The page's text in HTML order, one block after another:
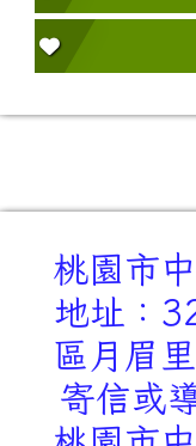
桃園市
地址：
區月眉
寄信或